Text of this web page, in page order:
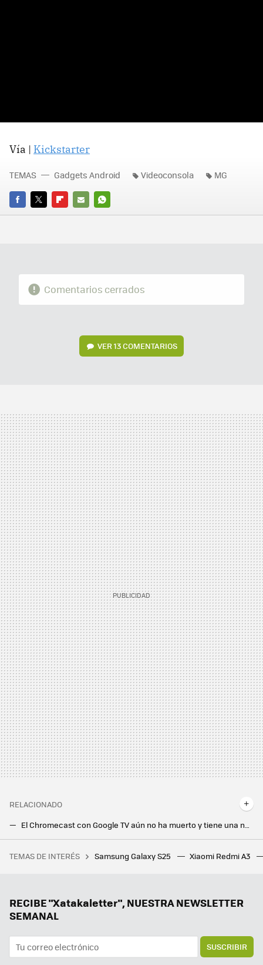
Vía | Kickstarter
FACEBOOK
TWITTERFLIPBOARD
E-
WHATSAPP
TEMAS Gadgets Android Videoconsola MG
Comentarios cerrados
VER13 COMENTARIOS
RELACIONADO
El Chromecast con Google TV aún no ha muerto y tiene una nueva actualización disponible
Tengo un Xiaomi TV box y no lo cambiaría por nada del mundo: esto me hizo preferirlo a un Chromecast o un Fire TV
Tenemos un problema con el futuro del cemento y con el exceso de plástico. A alguien se le ha ocurrido lo más obvio
TEMAS DE INTERÉS Samsung Galaxy S25 Xiaomi Redmi A3
RECIBE "Xatakaletter", NUESTRA NEWSLETTER
SEMANAL
SUSCRIBIR